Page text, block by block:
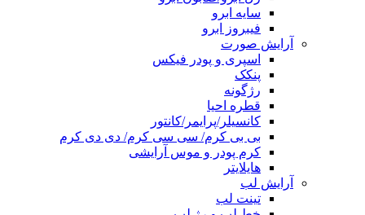
سایه ابرو
فیبروز ابرو
آرایش صورت
اسپری و پودر فیکس
پنکک
رژگونه
قطره احیا
کانسیلر/پرایمر/کانتور
بی بی کرم/ سی سی کرم/ دی دی کرم
کرم پودر و موس آرایشی
هایلایتر
آرایش لب
تینت لب